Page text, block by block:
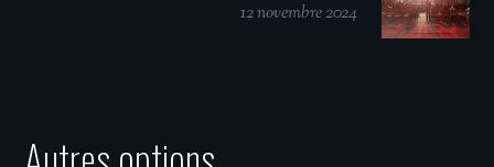
12 novembre 2024